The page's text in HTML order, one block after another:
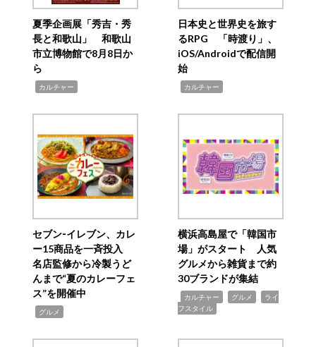
夏季企画展「秀吉・秀
長と和歌山」 和歌山
市立博物館で8月8日か
ら
カルチャー
日本史と世界史を旅す
るRPG 「時渡り」、
iOS/Androidで配信開
始
カルチャー
セブン‐イレブン、カレ
ー15商品を一斉投入
名店監修から冷製うど
んまで“夏のカレーフェ
ス”を開催中
グルメ
横浜高島屋で「韓国市
場」がスタート 人気
グルメから雑貨まで約
30ブランドが集結
カルチャー グルメ
ライ
フスタイル